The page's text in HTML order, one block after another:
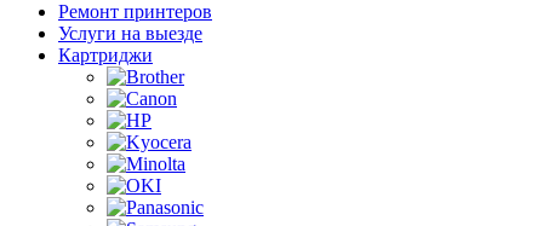
Ремонт принтеров
Услуги на выезде
Картриджи